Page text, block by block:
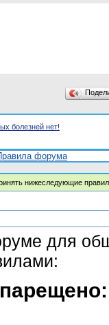
болезней нет!
форума
нижеследующие
для